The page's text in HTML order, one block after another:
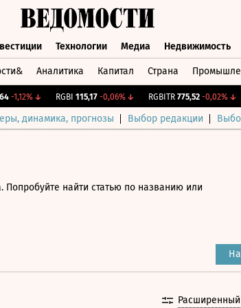
Технологии Медиа Недвижимость
Аналитика Капитал Страна
↓ RGBI 115,17 -0,06%↓ RGBITR 775,52 -0,02%↓
динамика, прогнозы Выбор редакции
найти статью по названию или